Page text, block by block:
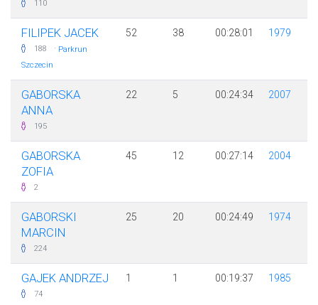
110
FILIPEK JACEK
188 · Parkrun
Szczecin
52 38 00:28:01 1979
GABORSKA
ANNA
195
22 5 00:24:34 2007
GABORSKA
ZOFIA
2
45 12 00:27:14 2004
GABORSKI
MARCIN
224
25 20 00:24:49 1974
GAJEK ANDRZEJ
74
1 1 00:19:37 1985